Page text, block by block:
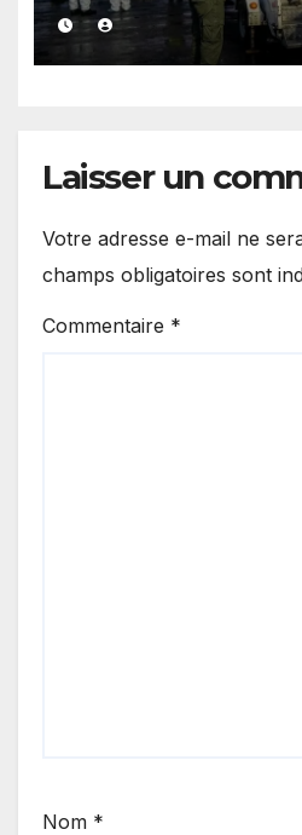
les
et de Madrid
Laisser un
Votre adresse e-mail ne
champs obligatoires sont
Commentaire *
Nom *